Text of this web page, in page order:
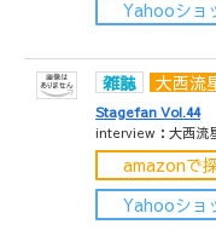
Yahooショ
雑誌 大西流
Stagefan Vol.44
interview：大西流
amazonで
Yahooショ